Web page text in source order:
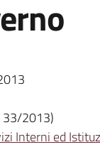
33/2013)
Interni ed